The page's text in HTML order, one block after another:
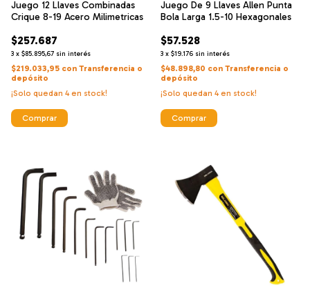
Juego 12 Llaves Combinadas
Crique 8-19 Acero Milimetricas
$257.687
3 x $85.895,67 sin interés
$219.033,95 con Transferencia o
depósito
¡Solo quedan 4en stock!
Comprar
Juego De 9 Llaves Allen Punta
Bola Larga 1.5-10 Hexagonales
$57.528
3 x $19.176 sin interés
$48.898,80 con Transferencia o
depósito
¡Solo quedan 4en stock!
Comprar